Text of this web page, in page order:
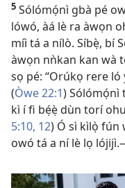
5 Sólómọ́nì gbà pé
lówó, àá lè ra àwọn
míì tá a nílò. Síbẹ̀, bí
àwọn nǹkan kan wà
sọ pé: “Orúkọ rere
(Òwe 22:1) Sólómọ́nì
kì í fi bẹ́ẹ̀ dùn torí
5:10, 12) Ó sì kìlọ̀ fún
owó tá a ní lè lọ